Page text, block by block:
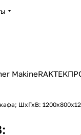
MakineRAKTEK
ШхГхВ: